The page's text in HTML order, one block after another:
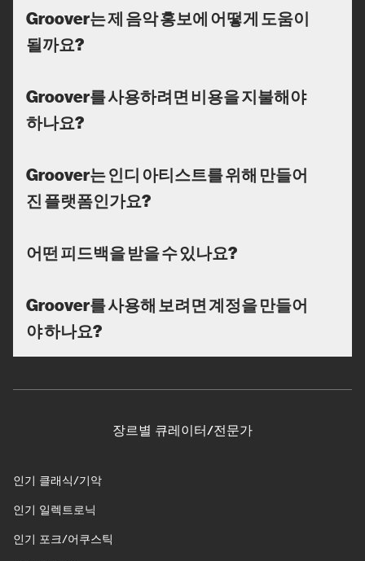
Groover는 제 음악 홍보에 어떻게 도움이
될까요?
Groover를 사용하려면 비용을 지불해야
하나요?
Groover는 인디 아티스트를 위해 만들어
진 플랫폼인가요?
어떤 피드백을 받을 수 있나요?
Groover를 사용해 보려면 계정을 만들어
야 하나요?
장르별 큐레이터/전문가
인기 클래식/기악
인기 일렉트로닉
인기 포크/어쿠스틱